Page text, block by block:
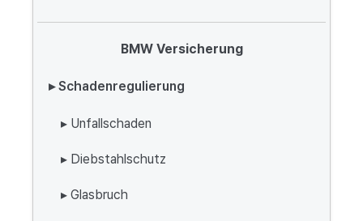
BMW Versicherung
▸ Schadenregulierung
▸ Unfallschaden
▸ Diebstahlschutz
▸ Glasbruch